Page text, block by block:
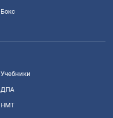
Бокс
Учебники
ДПА
НМТ